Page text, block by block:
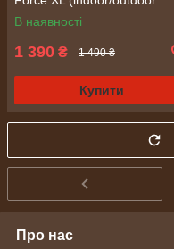
mirror) Anti-Fog, дзеркальні
напівтемні
В наявності
1 390 ₴ 1 490 ₴
Купити
Про нас